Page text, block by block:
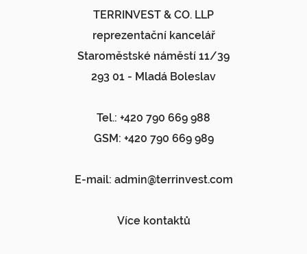
TERRINVEST & CO. LLP
reprezentační kancelář
Staroměstské náměstí 11/39
293 01 - Mladá Boleslav
Tel.: +420 790 669 988
GSM: +420 790 669 989
E-mail: admin@terrinvest.com
Více kontaktů